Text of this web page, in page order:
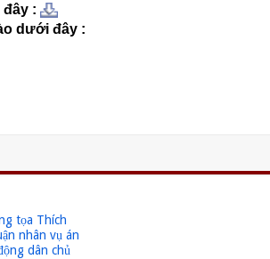
đây :
dưới đây :
tọa Thích
nhân vụ án
dân chủ